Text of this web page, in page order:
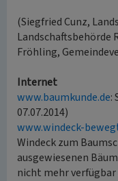
(Siegfried Cunz,
Landschaftsbehörde
Fröhling,
Internet
www.baumkunde.de:
07.07.2014)
www.windeck-
Windeck zum
ausgewiesenen
nicht mehr verfügbar